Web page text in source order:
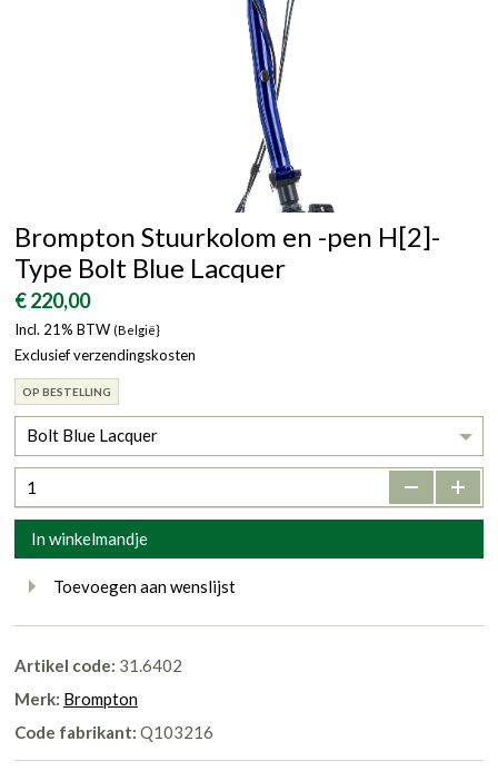
Brompton Stuurkolom en -pen H[2]-
Type Bolt Blue Lacquer
€ 220,00
Incl. 21% BTW (België}
Exclusief verzendingskosten
OP BESTELLING
Bolt Blue Lacquer
- +
In winkelmandje
Toevoegen aan wenslijst
Artikel code: 31.6402
Merk: Brompton
Code fabrikant: Q103216